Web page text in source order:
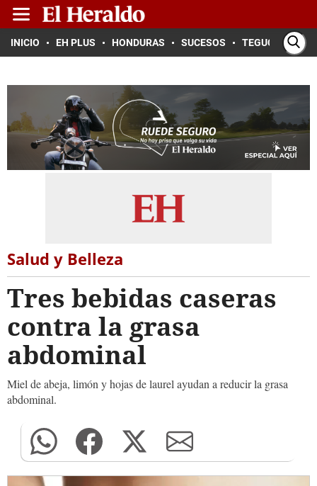
INICIO EH PLUS HONDURAS SUCESOS TEGUCIGALPA
Salud y Belleza
Tres bebidas caseras
contra la grasa
abdominal
Miel de abeja, limón y hojas de laurel ayudan a reducir la grasa
abdominal.